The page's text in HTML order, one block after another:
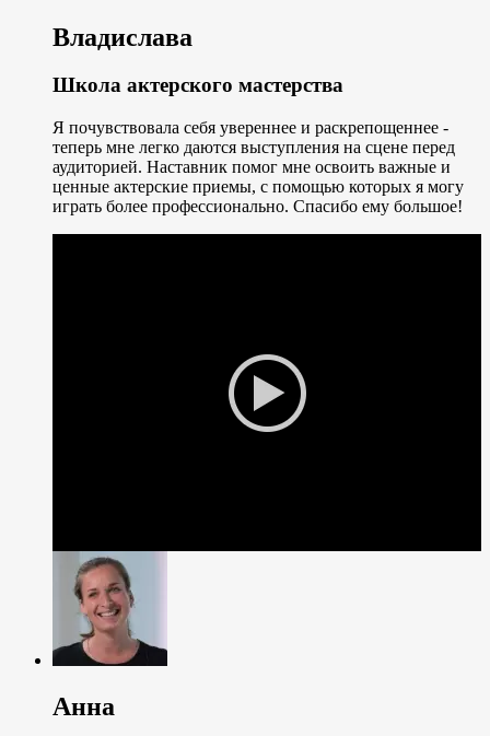
Владислава
Школа актерского мастерства
Я почувствовала себя увереннее и раскрепощеннее -
теперь мне легко даются выступления на сцене перед
аудиторией. Наставник помог мне освоить важные и
ценные актерские приемы, с помощью которых я могу
играть более профессионально. Спасибо ему большое!
Анна